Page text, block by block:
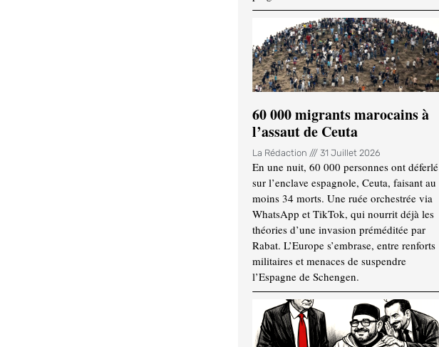
60 000 migrants marocains à
l’assaut de Ceuta
La Rédaction 31 Juillet 2026
En une nuit, 60 000 personnes ont déferlé
sur l’enclave espagnole, Ceuta, faisant au
moins 34 morts. Une ruée orchestrée via
WhatsApp et TikTok, qui nourrit déjà les
théories d’une invasion préméditée par
Rabat. L’Europe s’embrase, entre renforts
militaires et menaces de suspendre
l’Espagne de Schengen.